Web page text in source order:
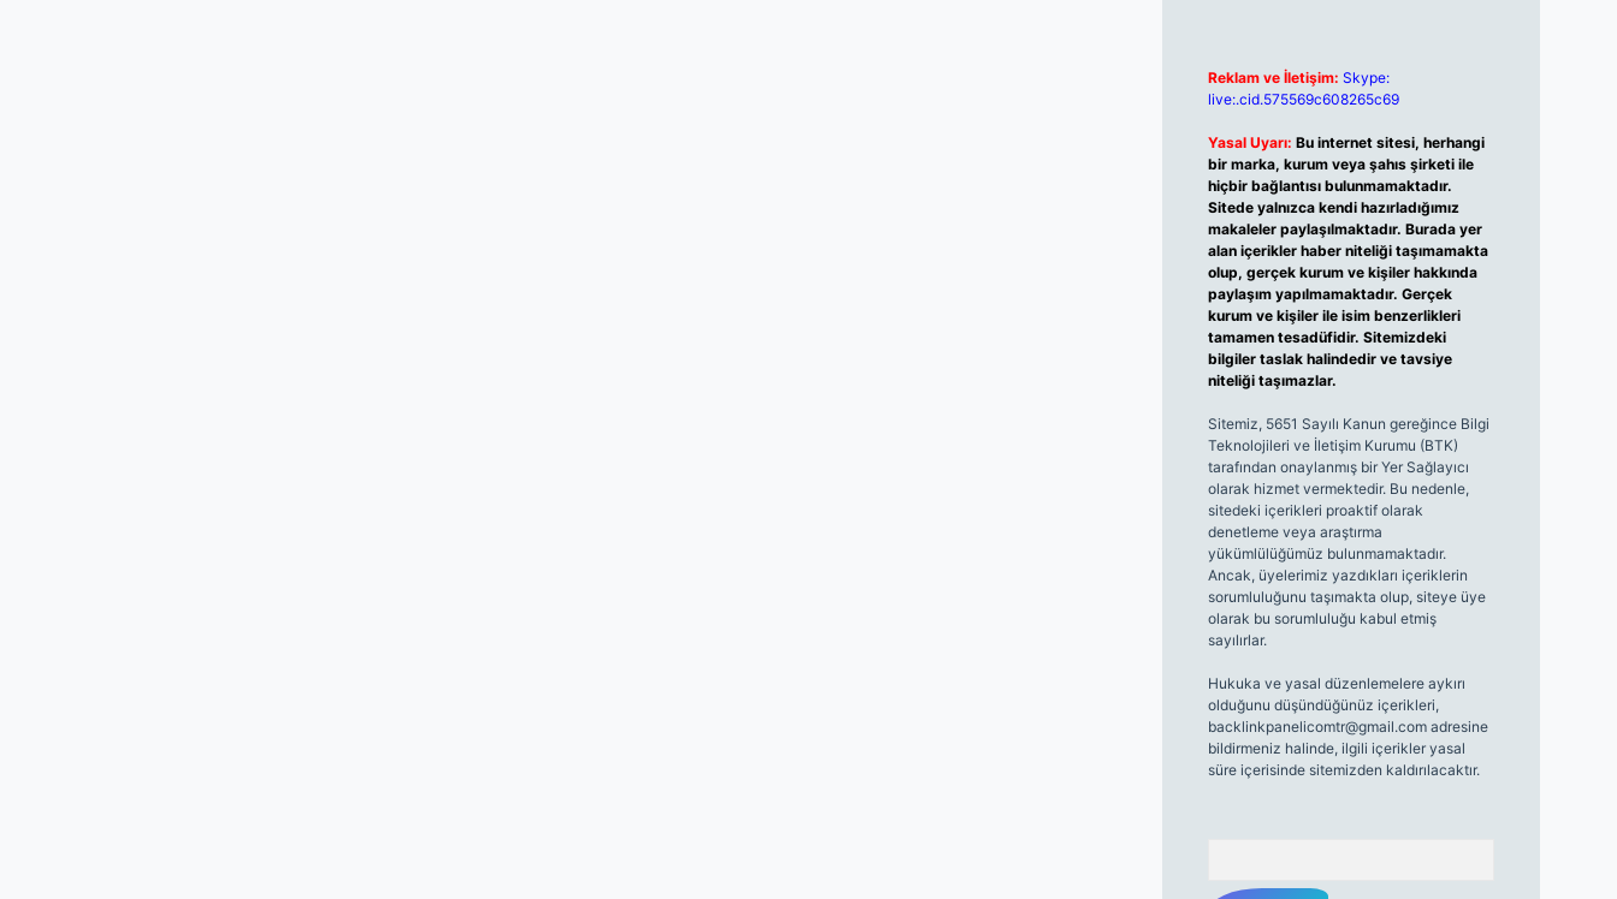
Reklam ve İletişim: Skype:
live:.cid.575569c608265c69
Yasal Uyarı: Bu internet sitesi, herhangi
bir marka, kurum veya şahıs şirketi ile
hiçbir bağlantısı bulunmamaktadır.
Sitede yalnızca kendi hazırladığımız
makaleler paylaşılmaktadır. Burada yer
alan içerikler haber niteliği taşımamakta
olup, gerçek kurum ve kişiler hakkında
paylaşım yapılmamaktadır. Gerçek
kurum ve kişiler ile isim benzerlikleri
tamamen tesadüfidir. Sitemizdeki
bilgiler taslak halindedir ve tavsiye
niteliği taşımazlar.
Sitemiz, 5651 Sayılı Kanun gereğince Bilgi
Teknolojileri ve İletişim Kurumu (BTK)
tarafından onaylanmış bir Yer Sağlayıcı
olarak hizmet vermektedir. Bu nedenle,
sitedeki içerikleri proaktif olarak
denetleme veya araştırma
yükümlülüğümüz bulunmamaktadır.
Ancak, üyelerimiz yazdıkları içeriklerin
sorumluluğunu taşımakta olup, siteye üye
olarak bu sorumluluğu kabul etmiş
sayılırlar.
Hukuka ve yasal düzenlemelere aykırı
olduğunu düşündüğünüz içerikleri,
backlinkpanelicomtr@gmail.comadresine
bildirmeniz halinde, ilgili içerikler yasal
süre içerisinde sitemizden kaldırılacaktır.